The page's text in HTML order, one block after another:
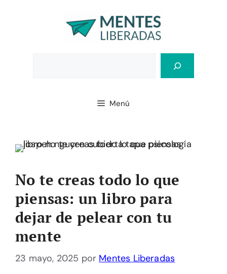
Menú
No te creas todo lo que
piensas: un libro para
dejar de pelear con tu
mente
23 mayo, 2025 por Mentes Liberadas